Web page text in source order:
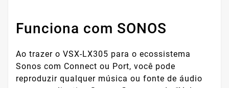
Funciona com SONOS
Ao trazer o VSX-LX305 para o ecossistema
Sonos com Connect ou Port, você pode
reproduzir qualquer música ou fonte de áudio